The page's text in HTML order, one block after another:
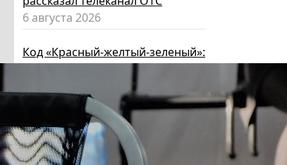
6 августа 2026
Код «Красный-желтый-зеленый»:
ребенка эксперта по личной
безопасности
6 августа 2026
Эксперт НГПУ объяснил, как